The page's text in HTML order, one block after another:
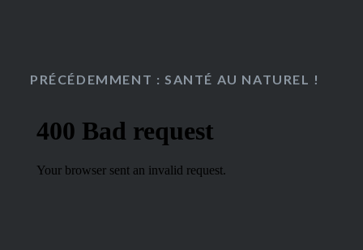
PRÉCÉDEMMENT : SANTÉ AU NATUREL !